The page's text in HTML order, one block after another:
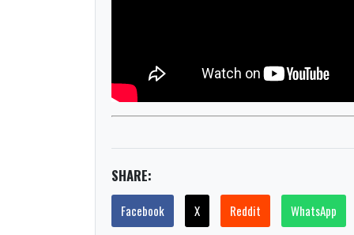
SHARE:
Facebook X Reddit WhatsApp